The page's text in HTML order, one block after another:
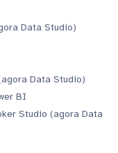
Data Studio)
Data Studio)
BI
Studio (agora Data